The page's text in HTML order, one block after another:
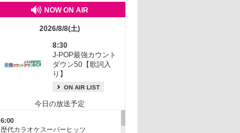
NOW ON AIR
2026/8/8(土)
8:30
J-POP最強カウント
ダウン50【歌詞入
り】
ON AIR LIST
今日の放送予定
6:00
歴代カラオケスーパーヒッツ